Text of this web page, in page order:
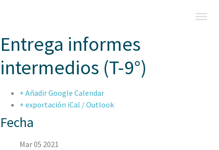
Entrega informes
intermedios (T-9°)
+ Añadir Google Calendar
+ exportación iCal / Outlook
Fecha
Mar 05 2021